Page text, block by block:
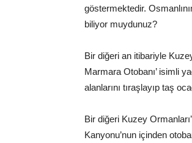
göstermektedir.
biliyor muydunuz?
Bir diğeri an itibariyle
Marmara Otobanı’ isimli
alanlarını tıraşlayıp taş
Bir diğeri Kuzey
Kanyonu’nun içinden